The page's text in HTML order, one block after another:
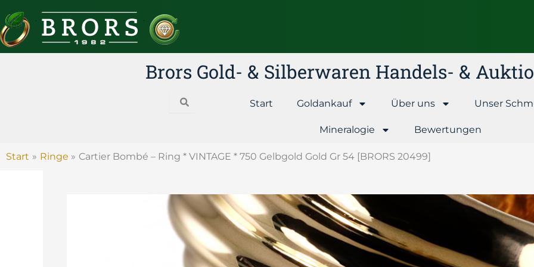
Inhalt
springen
Brors Gold- & Silberwaren Handels- &
Search
Start Goldankauf Über uns Unser
Mineralogie Bewertungen
Start Ringe Cartier Bombé – Ring * VINTAGE * 750 Gelbgold Gold Gr 54 [BRORS 20499]